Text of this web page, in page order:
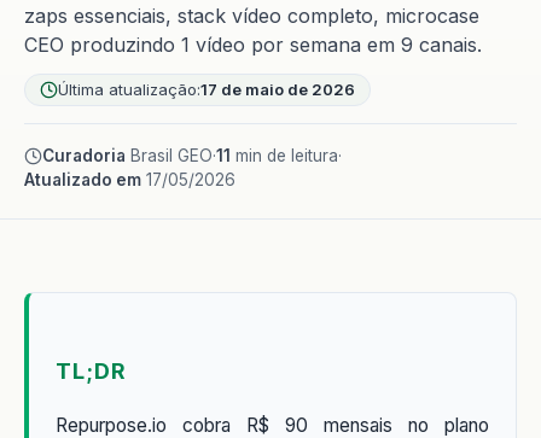
zaps essenciais, stack vídeo completo, microcase
CEO produzindo 1 vídeo por semana em 9 canais.
Última atualização:17 de maio de 2026
Curadoria Brasil GEO·11 min de leitura·
Atualizado em 17/05/2026
TL;DR
Repurpose.io cobra R$ 90 mensais no plano